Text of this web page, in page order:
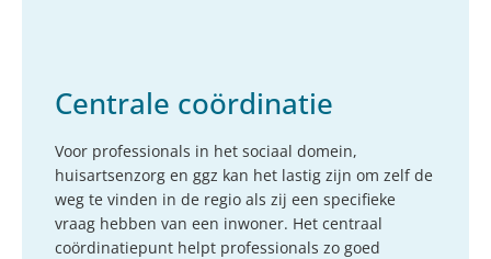
Centrale coördinatie
Voor professionals in het sociaal domein,
huisartsenzorg en ggz kan het lastig zijn om zelf de
weg te vinden in de regio als zij een specifieke
vraag hebben van een inwoner. Het centraal
coördinatiepunt helpt professionals zo goed